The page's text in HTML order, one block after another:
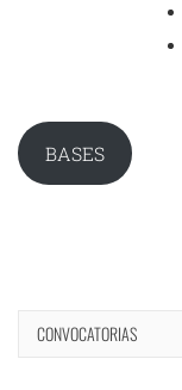
BASES
CONVOCATORIAS